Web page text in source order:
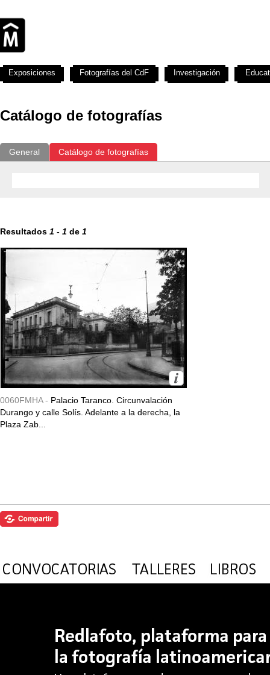
Catálogo de fotografías
General Catálogo de fotografías
Resultados 1 - 1 de 1
0060FMHA - Palacio Taranco. Circunvalación
Durango y calle Solís. Adelante a la derecha, la
Plaza Zab...
Exposiciones Fotografías del CdF Investigación